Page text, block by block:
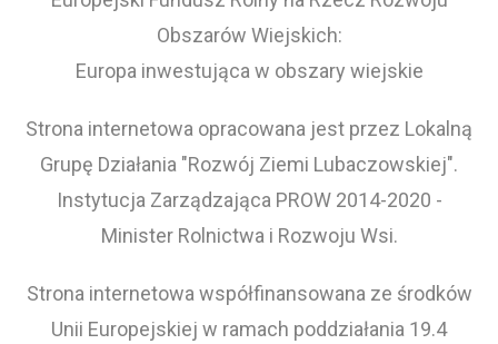
Obszarów Wiejskich:
Europa inwestująca w obszary wiejskie
Strona internetowa opracowana jest przez Lokalną
Grupę Działania "Rozwój Ziemi Lubaczowskiej".
Instytucja Zarządzająca PROW 2014-2020 -
Minister Rolnictwa i Rozwoju Wsi.
Strona internetowa współfinansowana ze środków
Unii Europejskiej w ramach poddziałania 19.4